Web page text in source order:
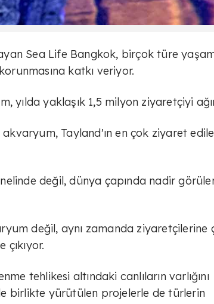
Sea Life Bangkok, birçok türe
katkı veriyor.
yılda yaklaşık 1,5 milyon ziyaretçiyi
Tayland'ın en çok ziyaret
değil, dünya çapında nadir
değil, aynı zamanda ziyaretçilerine
tehlikesi altındaki canlıların varlığını
birlikte yürütülen projelerle de türlerin